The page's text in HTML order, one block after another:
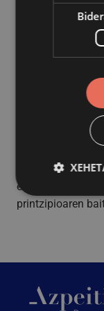
€
Interes
proiektu
Azpeitiko
ezinbestean bete
printzipioaren
esate
kontuen